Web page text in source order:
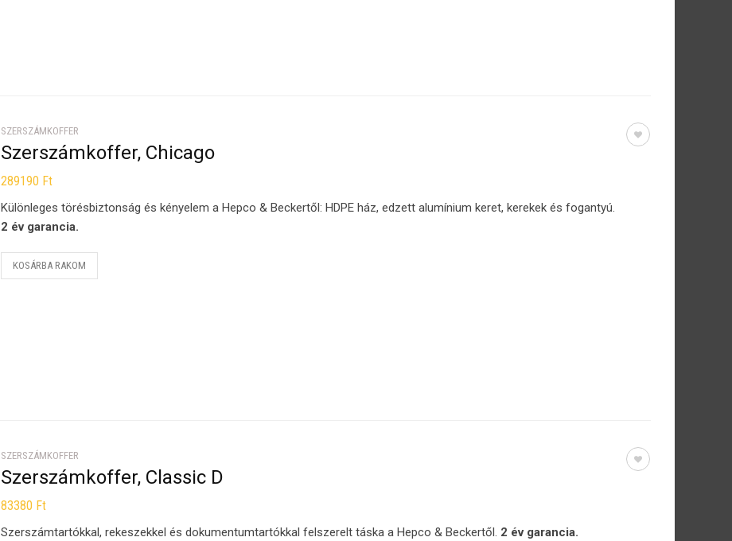
SZERSZÁMKOFFER
Szerszámkoffer, Chicago
289190 Ft
Különleges törésbiztonság és kényelem a Hepco & Beckertől: HDPE ház, edzett alumínium keret, kerekek és fogantyú.
2 év garancia.
KOSÁRBA RAKOM
SZERSZÁMKOFFER
Szerszámkoffer, Classic D
83380 Ft
Szerszámtartókkal, rekeszekkel és dokumentumtartókkal felszerelt táska a Hepco & Beckertől. 2 év garancia.